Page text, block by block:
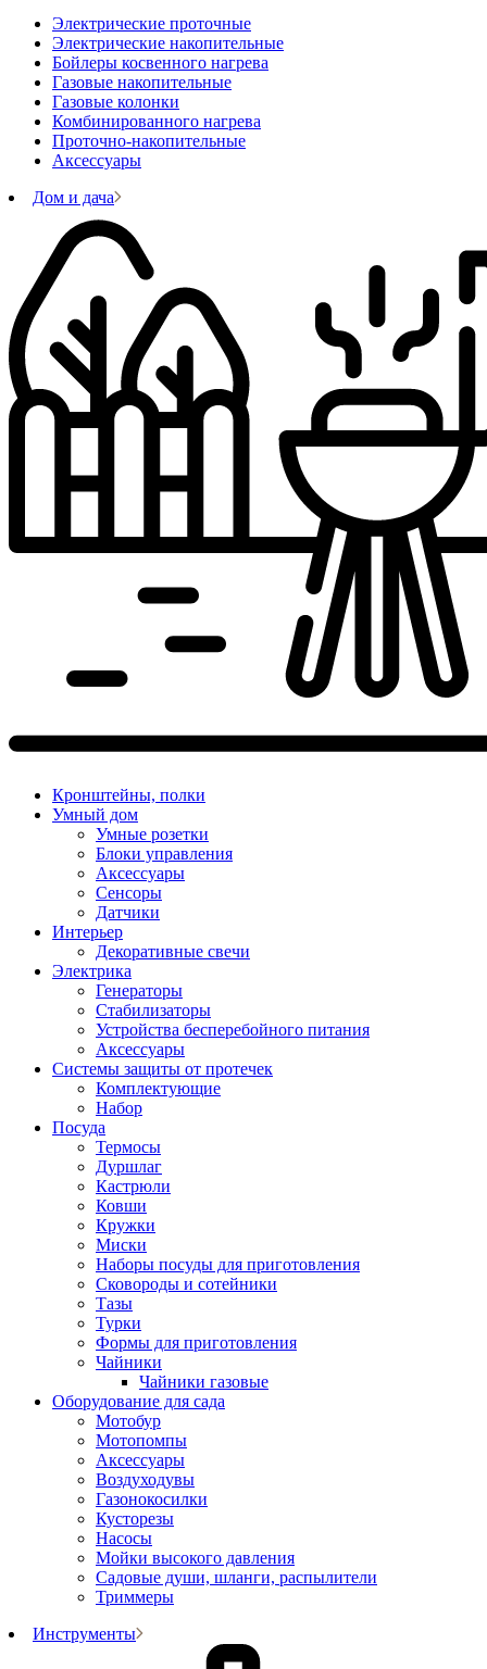
Электрические проточные
Электрические накопительные
Бойлеры косвенного нагрева
Газовые накопительные
Газовые колонки
Комбинированного нагрева
Проточно-накопительные
Аксессуары
Дом и дача
Кронштейны, полки
Умный дом
Умные розетки
Блоки управления
Аксессуары
Сенсоры
Датчики
Интерьер
Декоративные свечи
Электрика
Генераторы
Стабилизаторы
Устройства бесперебойного питания
Аксессуары
Системы защиты от протечек
Комплектующие
Набор
Посуда
Термосы
Дуршлаг
Кастрюли
Ковши
Кружки
Миски
Наборы посуды для приготовления
Сковороды и сотейники
Тазы
Турки
Формы для приготовления
Чайники
Чайники газовые
Оборудование для сада
Мотобур
Мотопомпы
Аксессуары
Воздуходувы
Газонокосилки
Кусторезы
Насосы
Мойки высокого давления
Садовые души, шланги, распылители
Триммеры
Инструменты